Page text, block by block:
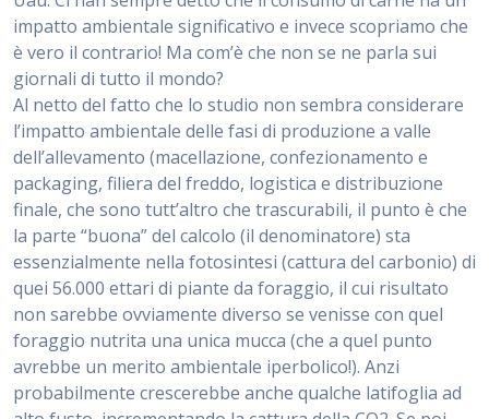
impatto ambientale significativo e invece scopriamo che
è vero il contrario! Ma com’è che non se ne parla sui
giornali di tutto il mondo?
Al netto del fatto che lo studio non sembra considerare
l’impatto ambientale delle fasi di produzione a valle
dell’allevamento (macellazione, confezionamento e
packaging, filiera del freddo, logistica e distribuzione
finale, che sono tutt’altro che trascurabili, il punto è che
la parte “buona” del calcolo (il denominatore) sta
essenzialmente nella fotosintesi (cattura del carbonio) di
quei 56.000 ettari di piante da foraggio, il cui risultato
non sarebbe ovviamente diverso se venisse con quel
foraggio nutrita una unica mucca (che a quel punto
avrebbe un merito ambientale iperbolico!). Anzi
probabilmente crescerebbe anche qualche latifoglia ad